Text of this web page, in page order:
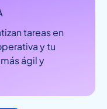
tareas en
y tu
ágil y